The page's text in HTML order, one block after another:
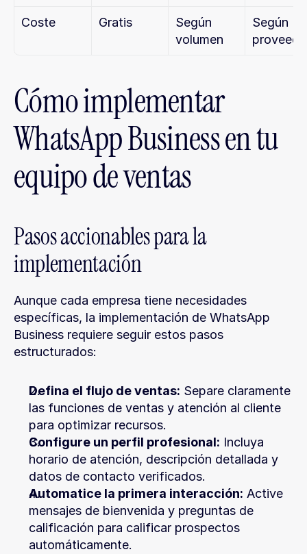
Coste Gratis
Según
volumen
Según
Cómo implementar
WhatsApp Business en tu
equipo de ventas
Pasos accionables para la
implementación
Aunque cada empresa tiene necesidades
específicas, la implementación de WhatsApp
Business requiere seguir estos pasos
estructurados:
Defina el flujo de ventas: Separe claramente
las funciones de ventas y atención al cliente
para optimizar recursos.
Configure un perfil profesional: Incluya
horario de atención, descripción detallada y
datos de contacto verificados.
Automatice la primera interacción: Active
mensajes de bienvenida y preguntas de
calificación para calificar prospectos
automáticamente.